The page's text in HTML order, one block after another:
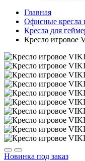
Главная
Офисные кресла
Кресла для
Кресло игровое
Новинка под заказ